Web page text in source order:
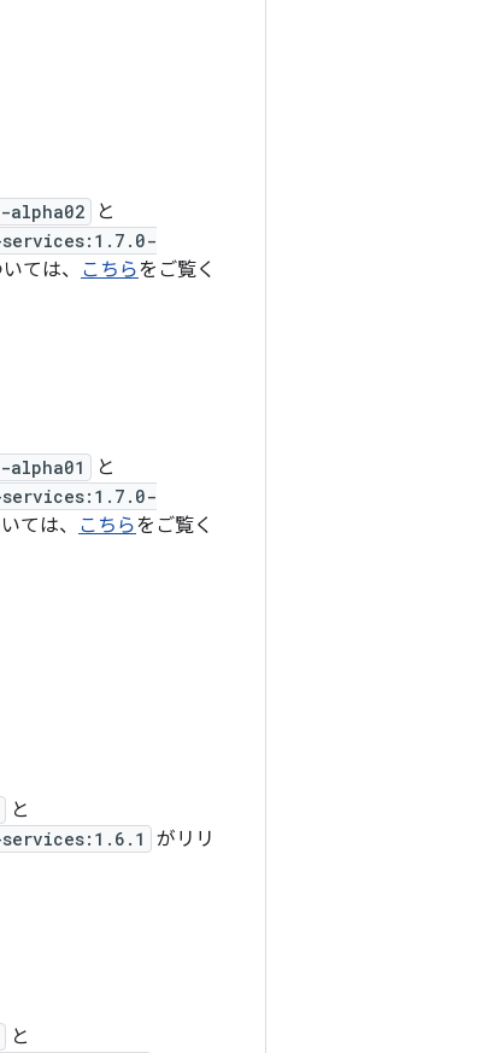
alpha02 と
services:1.7.0-
ては、 こちらをご覧く
と
services:1.7.0-
ては、 こちらをご覧く
と
がリリ
と